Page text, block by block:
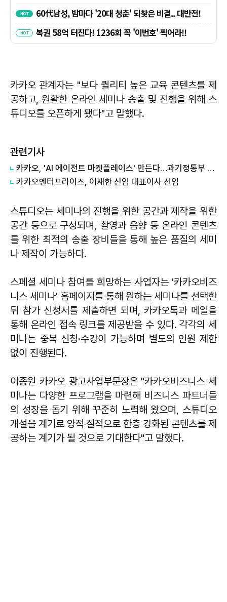
카카오 관계자는 "보다 퀄리티 높은 교육 콘텐츠를 제
공하고, 원활한 온라인 세미나 송출 및 진행을 위해 스
튜디오를 오픈하게 됐다"고 말했다.
관련기사
카카오, 'AI 에이전트 마켓플레이스' 만든다…과기정통부 개발 사업 수주
카카오엔터프라이즈, 이재한 신임 대표이사 선임
스튜디오는 세미나의 진행을 위한 공간과 제작을 위한
공간 등으로 구성되며, 촬영과 음향 등 온라인 콘텐츠
를 위한 최적의 송출 장비들을 통해 높은 품질의 세미
나 제작이 가능하다.
스페셜 세미나 참여를 희망하는 사업자는 '카카오비즈
니스 세미나' 홈페이지를 통해 원하는 세미나를 선택한
뒤 참가 신청서를 제출하면 되며, 카카오톡과 메일을
통해 온라인 접속 링크를 제공받을 수 있다. 각각의 세
미나는 중복 신청·수강이 가능하며 별도의 인원 제한
없이 진행된다.
이종원 카카오 광고사업부문장은 "카카오비즈니스 세
미나는 다양한 프로그램을 마련해 비즈니스 파트너들
의 성장을 돕기 위해 꾸준히 노력해 왔으며, 스튜디오
개설을 계기로 양적‧질적으로 한층 강화된 콘텐츠를 제
공하는 계기가 될 것으로 기대한다"고 말했다.